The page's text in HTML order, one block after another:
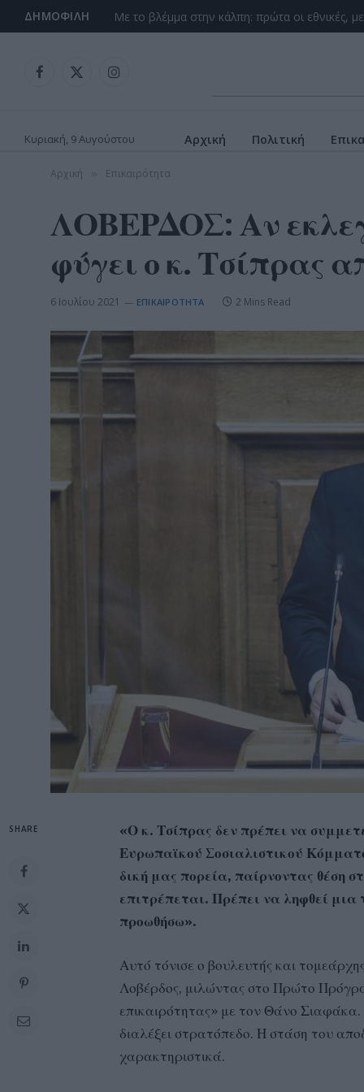
ΔΗΜΟΦΙΛΉ
Facebook
X
Instagram
Κυριακή, 9 Αυγούστου Αρχική Πολιτική
Αρχική Επικαιρότητα
ΛΟΒΕΡΔΟΣ: Αν
φύγει ο κ. Τσίπρας
6 Ιουλίου 2021 ΕΠΙΚΑΙΡΌΤΗΤΑ 2 Mins Read
SHARE
«Ο κ. Τσίπρας δεν πρέπει να
Ευρωπαϊκού Σοσιαλιστικού
δική μας πορεία, παίρνοντας θέση
επιτρέπεται. Πρέπει να ληφθεί
προωθήσω».
Αυτό τόνισε ο βουλευτής και
Λοβέρδος, μιλώντας στο Πρώτο
επικαιρότητας» με τον Θάνο
διαλέξει στρατόπεδο. Η στάση του
χαρακτηριστικά.